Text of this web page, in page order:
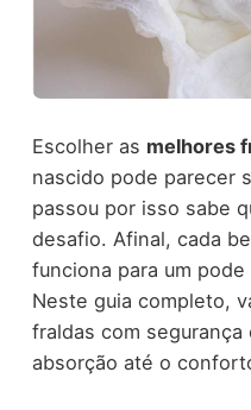
Escolher as melhores
nascido pode parecer
passou por isso sabe
desafio. Afinal, cada
funciona para um
Neste guia completo,
fraldas com
absorção até o